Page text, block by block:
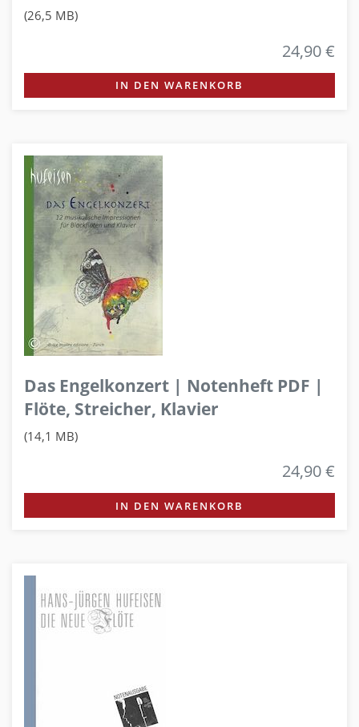
(26,5 MB)
24,90 €
IN DEN WARENKORB
Das Engelkonzert | Notenheft PDF |
Flöte, Streicher, Klavier
(14,1 MB)
24,90 €
IN DEN WARENKORB